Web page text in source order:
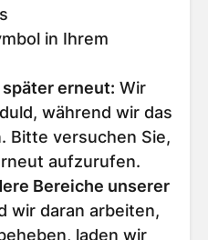
in Ihrem
erneut: Wir
während wir das
Bitte versuchen Sie,
aufzurufen.
Bereiche unserer
wir daran arbeiten,
laden wir